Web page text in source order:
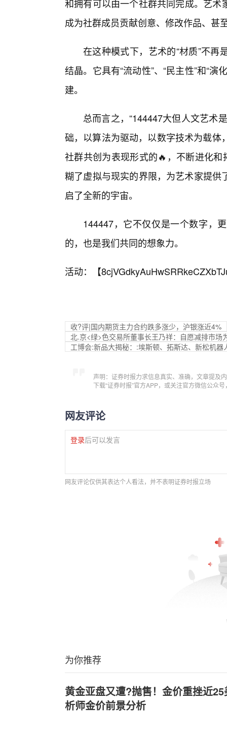
和拥有可以由一个社群共同完成。艺术
成为社群成员贡献创意、修改作品、甚
在这种模式下，艺术的“材质”不
结晶。它具有“流动性”、“民主性”和“
建。
总而言之，“144447大但人文艺术
础，以算法为驱动，以数字技术为载
社群共创为表现形式的🔥，不断进化
糊了虚拟与现实的界限，为艺术家提
启了全新的宇宙。
144447，它不仅仅是一个数字，
的，也是我们共同的想象力。
活动：【
收?评|国内期货主力合约跌多涨少，沪银涨近4%
北.京<绿>色交易所董事长王乃祥：自愿减排市场
工博会:新品大揭秘：:埃斯顿、拓斯达、新松机器
声明：证券时报力求信息真实、准确，文章提及
下载“证券时报”官方APP，或关注官方微信公众
网友评论
登录后可以发言
网友评论仅供其表达个人看法，并不表明证券时报立场
为你推荐
黄金亚盘又遭?抛售！金价重挫近
析师金价前景分析